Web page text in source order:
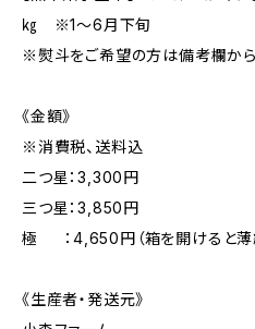
㎏ ※1～6月下旬
※熨斗をご希望の方は備考欄か
《金額》
※消費税、送料込
二つ星：3,300円
三つ星：3,850円
極 ：4,650円（箱を開けると薄
《生産者・発送元》